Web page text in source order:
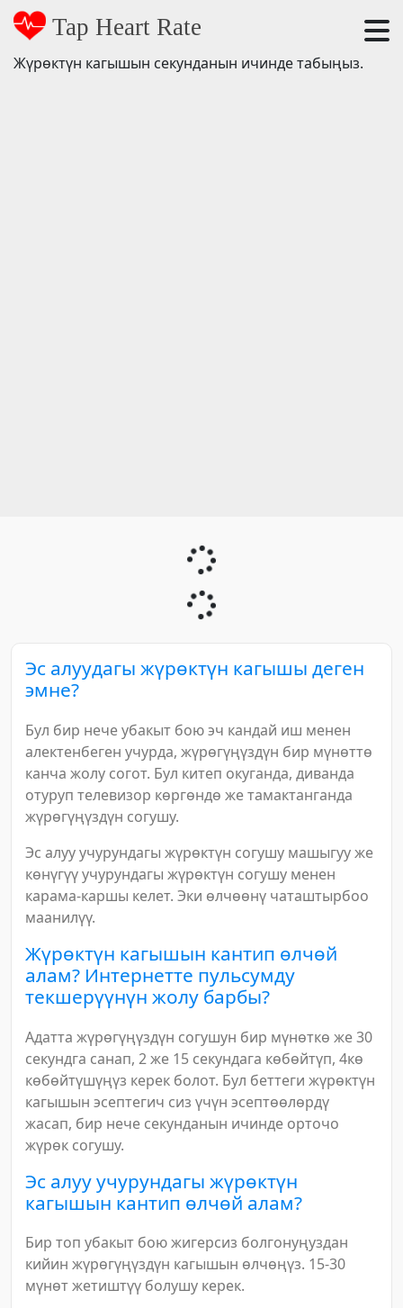
Tap Heart Rate
Жүрөктүн кагышын секунданын ичинде табыңыз.
Эс алуудагы жүрөктүн кагышы деген
эмне?
Бул бир нече убакыт бою эч кандай иш менен
алектенбеген учурда, жүрөгүңүздүн бир мүнөттө
канча жолу согот. Бул китеп окуганда, диванда
отуруп телевизор көргөндө же тамактанганда
жүрөгүңүздүн согушу.
Эс алуу учурундагы жүрөктүн согушу машыгуу же
көнүгүү учурундагы жүрөктүн согушу менен
карама-каршы келет. Эки өлчөөнү чаташтырбоо
маанилүү.
Жүрөктүн кагышын кантип өлчөй
алам? Интернетте пульсумду
текшерүүнүн жолу барбы?
Адатта жүрөгүңүздүн согушун бир мүнөткө же 30
секундга санап, 2 же 15 секундага көбөйтүп, 4кө
көбөйтүшүңүз керек болот. Бул беттеги жүрөктүн
кагышын эсептегич сиз үчүн эсептөөлөрдү
жасап, бир нече секунданын ичинде орточо
жүрөк согушу.
Эс алуу учурундагы жүрөктүн
кагышын кантип өлчөй алам?
Бир топ убакыт бою жигерсиз болгонуңуздан
кийин жүрөгүңүздүн кагышын өлчөңүз. 15-30
мүнөт жетиштүү болушу керек.